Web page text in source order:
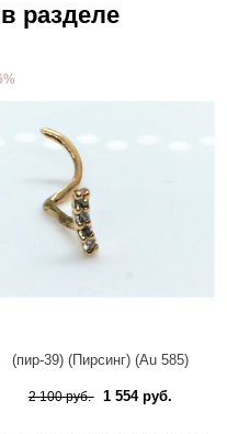
разделе
(пир-39) (Пирсинг) (Au 585)
2 100 руб. 1 554 руб.